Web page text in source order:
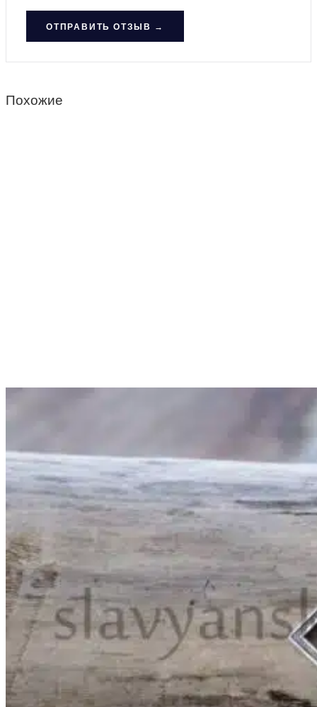
ОТПРАВИТЬ ОТЗЫВ →
Похожие